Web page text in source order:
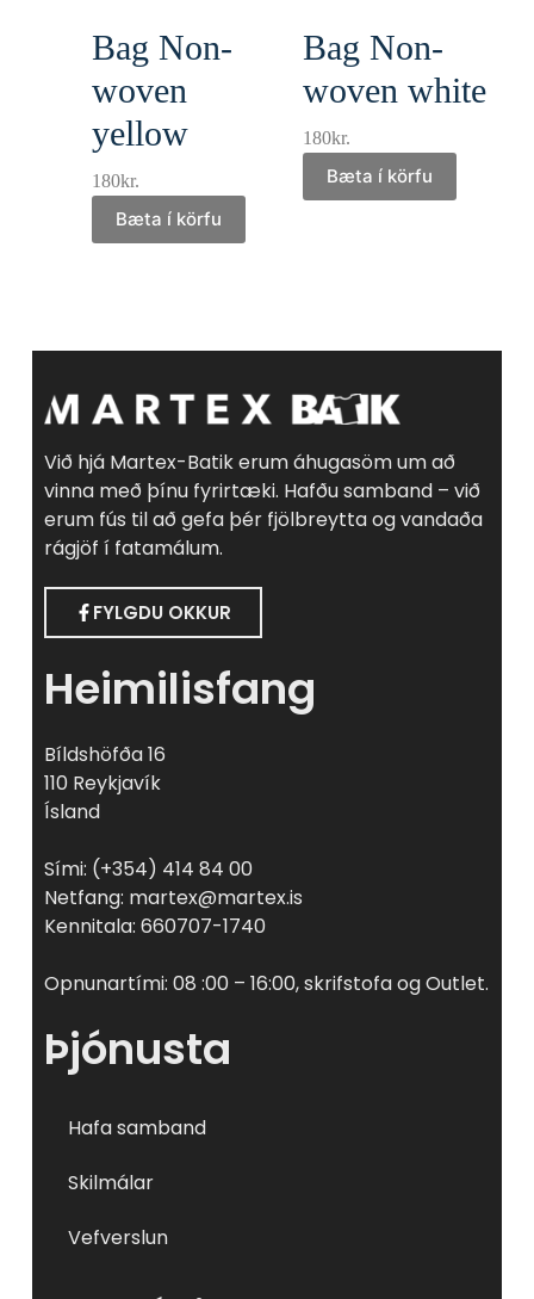
Bag Non-
woven
yellow
180kr.
Bæta í körfu
Bag Non-
woven white
180kr.
Bæta í körfu
Við hjá Martex-Batik erum áhugasöm um að
vinna með þínu fyrirtæki. Hafðu samband – við
erum fús til að gefa þér fjölbreytta og vandaða
rágjöf í fatamálum.
FYLGDU OKKUR
Heimilisfang
Bíldshöfða 16
110 Reykjavík
Ísland
Sími: (+354) 414 84 00
Netfang: martex@martex.is
Kennitala: 660707-1740
Opnunartími: 08 :00 – 16:00, skrifstofa og Outlet.
Þjónusta
Hafa samband
Skilmálar
Vefverslun